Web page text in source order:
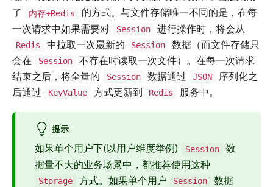
了
内存+Redis
的方式。与文件存储唯一不同的是，在每
一次请求中如果需要对
Session 进行操作时，将会从
Redis 中拉取一次最新的 Session
数据（而文件存储只
会在
Session
不存在时读取一次文件）。在每一次请求
结束之后，将全量的
Session 数据通过 JSON
序列化之
后通过
KeyValue 方式更新到 Redis 服务中。
提示
如果单个用户下(以用户维度举例) Session
数
据量不大的业务场景中，都推荐使用这种
Storage 方式。如果单个用户 Session
数据